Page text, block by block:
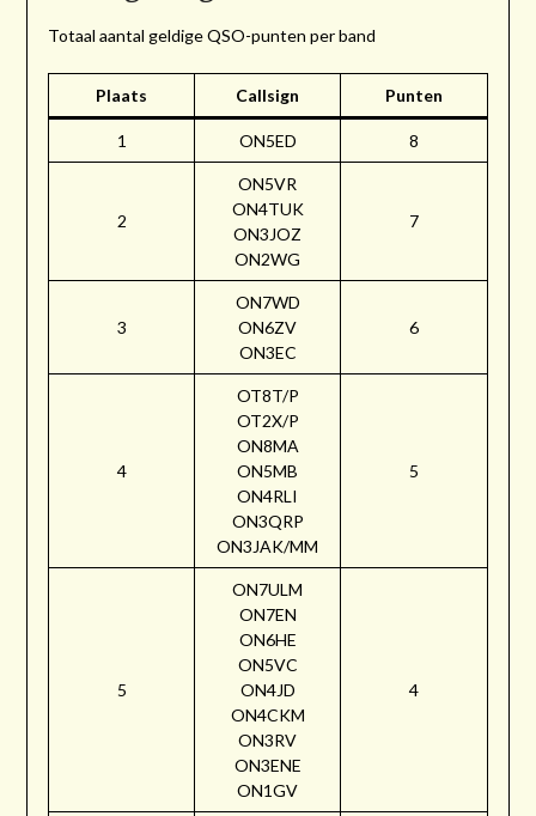
Totaal aantal geldige QSO-punten per band
Plaats Callsign Punten
1 ON5ED 8
2
ON5VR
ON4TUK
ON3JOZ
ON2WG
7
3
ON7WD
ON6ZV
ON3EC
6
4
OT8T/P
OT2X/P
ON8MA
ON5MB
ON4RLI
ON3QRP
ON3JAK/MM
5
5
ON7ULM
ON7EN
ON6HE
ON5VC
ON4JD
ON4CKM
ON3RV
ON3ENE
ON1GV
4